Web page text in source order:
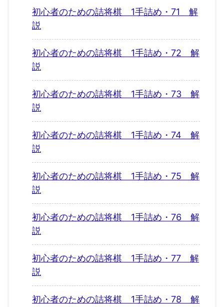
初心者のための詰将棋 1手詰め・71 解
説
初心者のための詰将棋 1手詰め・72 解
説
初心者のための詰将棋 1手詰め・73 解
説
初心者のための詰将棋 1手詰め・74 解
説
初心者のための詰将棋 1手詰め・75 解
説
初心者のための詰将棋 1手詰め・76 解
説
初心者のための詰将棋 1手詰め・77 解
説
初心者のための詰将棋 1手詰め・78 解